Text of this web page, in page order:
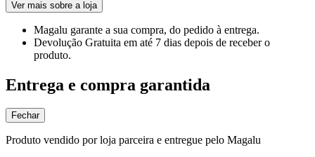
Ver mais sobre a loja
Magalu garante a sua compra, do pedido à entrega.
Devolução Gratuita em até 7 dias depois de receber o
produto.
Entrega e compra garantida
Fechar
Produto vendido por loja parceira e entregue pelo Magalu